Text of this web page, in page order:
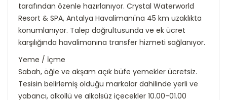
tarafından özenle hazırlanıyor. Crystal Waterworld
Resort & SPA, Antalya Havalimanı'na 45 km uzaklıkta
konumlanıyor. Talep doğrultusunda ve ek ücret
karşılığında havalimanına transfer hizmeti sağlanıyor.
Yeme / İçme
Sabah, öğle ve akşam açık büfe yemekler ücretsiz.
Tesisin belirlemiş olduğu markalar dahilinde yerli ve
yabancı, alkollü ve alkolsüz içecekler 10.00-01.00